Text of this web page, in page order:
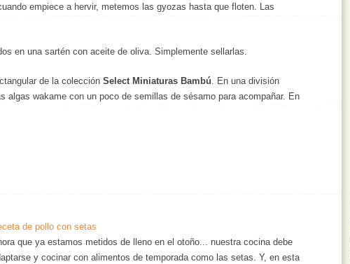
empiece a hervir, metemos las gyozas hasta que floten. Las
en una sartén con aceite de oliva. Simplemente sellarlas.
de la colección Select Miniaturas Bambú . En una división
algas wakame con un poco de semillas de sésamo para acompañar. En
de pollo con setas
que ya estamos metidos de lleno en el otoño... nuestra cocina debe
y cocinar con alimentos de temporada como las setas. Y, en esta